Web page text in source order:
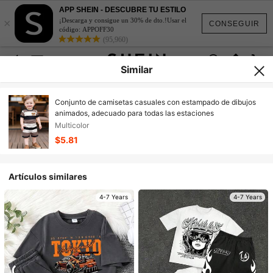
CONSEGUIR
×
APP SHEIN - DESCUBRE TU ESTILO
¡Descarga y consigue un 30% de dto.!Usar el
código: APPOFF30
(95,960)
Similar
Conjunto de camisetas casuales con estampado de dibujos
animados, adecuado para todas las estaciones
Multicolor
$5.81
Artículos similares
4-7 Years 4-7 Years